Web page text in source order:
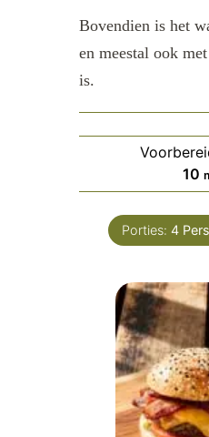
Bovendien is het
en meestal ook
is.
10
Porties: 4